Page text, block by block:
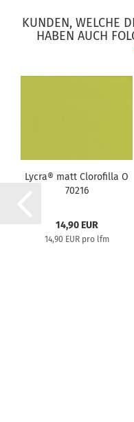
KUNDEN, WELCHE
HABEN AUCH
Lycra® matt Clorofilla O
70216
14,90 EUR
14,90 EUR pro lfm